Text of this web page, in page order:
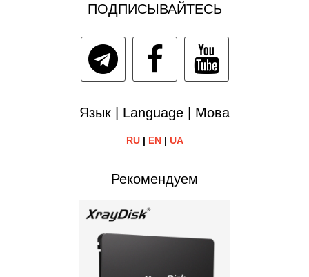
ПОДПИСЫВАЙТЕСЬ
Язык | Language | Мова
RU| EN| UA
Рекомендуем